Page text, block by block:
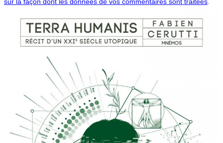
sur la façon dont les données de vos commentaires sont traitées.